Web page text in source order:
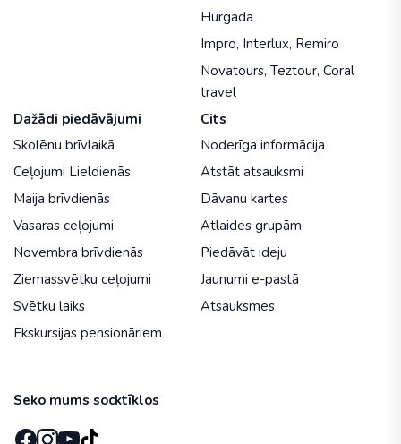
Hurgada
Impro, Interlux, Remiro
Novatours, Teztour, Coral
travel
Dažādi piedāvājumi
Skolēnu brīvlaikā
Ceļojumi Lieldienās
Maija brīvdienās
Vasaras ceļojumi
Novembra brīvdienās
Ziemassvētku ceļojumi
Svētku laiks
Ekskursijas pensionāriem
Cits
Noderīga informācija
Atstāt atsauksmi
Dāvanu kartes
Atlaides grupām
Piedāvāt ideju
Jaunumi e-pastā
Atsauksmes
Seko mums socktīklos